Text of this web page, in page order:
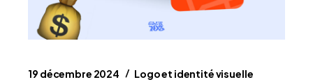
19 décembre 2024 Logo et identité visuelle